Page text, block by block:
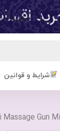
شرایط و قوانین